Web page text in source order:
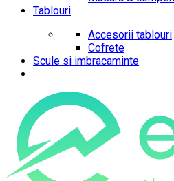
Tablouri
Accesorii tablouri
Cofrete
Scule si imbracaminte